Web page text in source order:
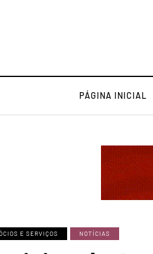
PÁGINA INICIAL
E SERVIÇOS NOTÍCIAS